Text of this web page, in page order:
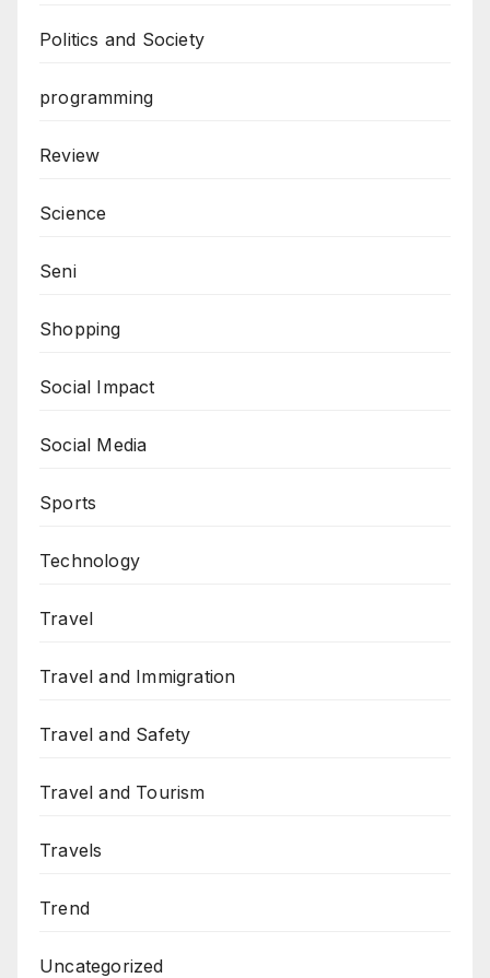
Politics and Society
programming
Review
Science
Seni
Shopping
Social Impact
Social Media
Sports
Technology
Travel
Travel and Immigration
Travel and Safety
Travel and Tourism
Travels
Trend
Uncategorized